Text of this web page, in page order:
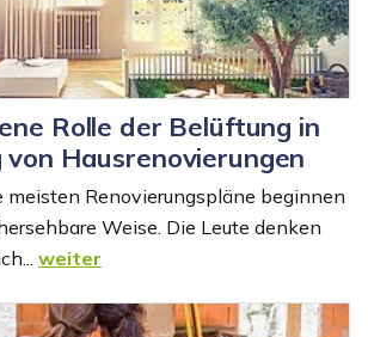
Rolle der Belüftung in
Hausrenovierungen
meisten Renovierungspläne beginnen
Weise. Die Leute denken
weiter